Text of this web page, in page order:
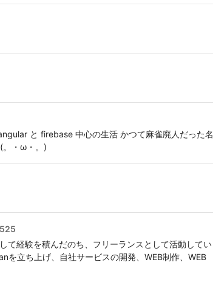
と firebase 中心の生活 かつて麻雀廃人だった名
。・ω・。)
て経験を積んだのち、フリーランスとして活動してい
を立ち上げ、自社サービスの開発、WEB制作、WEB